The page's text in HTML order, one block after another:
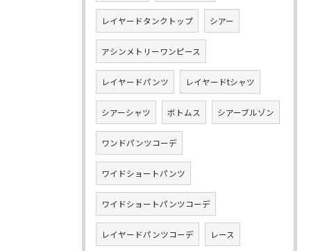
レイヤードタンクトップ シアー
アシンメトリーワンピース
レイヤードパンツ レイヤードtシャツ
シアーシャツ ボトムス シアーブルゾン
ワンドパンツコーデ
ワイドショートパンツ
ワイドショートパンツコーデ
レイヤードパンツコーデ レース